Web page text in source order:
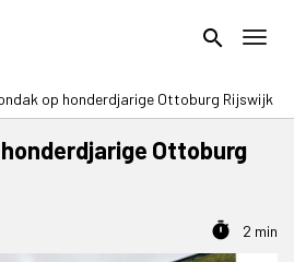
search
op honderdjarige Ottoburg Rijswijk
Ottoburg
timer 2 min